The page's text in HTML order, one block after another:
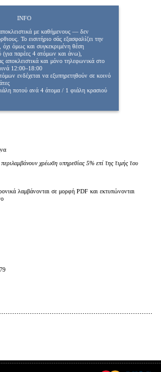
INFO
με καθήμενους — δεν
Το εισιτήριο σάς εξασφαλίζει την
όμως και συγκεκριμένη θέση
(για παρέες 4 ατόμων και άνω),
αποκλειστικά και μόνο τηλεφωνικά στο
12:00–18:00
ενδέχεται να εξυπηρετηθούν σε κοινό
ποτού ανά 4 άτομα / 1 φιάλη κρασιού
χρέωση υπηρεσίας 5% επί της τιμής του
λαμβάνονται σε μορφή PDF και εκτυπώνονται